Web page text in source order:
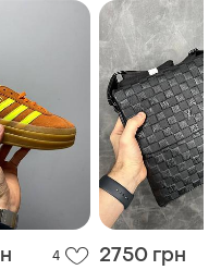
4 2750 грн